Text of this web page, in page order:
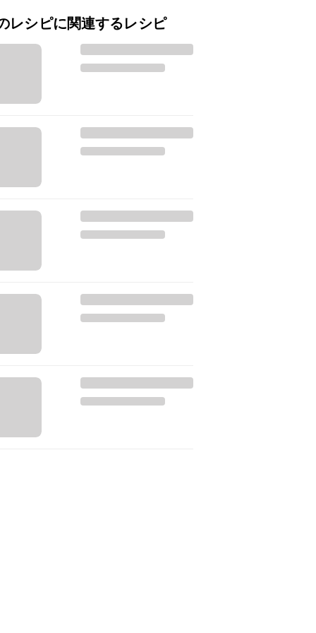
レシピに関連するレシピ